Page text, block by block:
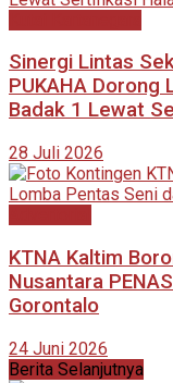
Sinergi Lintas
PUKAHA Dorong
Badak 1 Lewat
28 Juli 2026
KTNA Kaltim
Nusantara
Gorontalo
24 Juni 2026
Berita Selanjutnya